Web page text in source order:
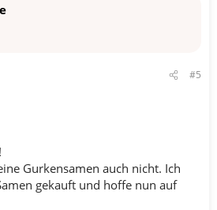
#5
Gurkensamen auch nicht. Ich
gekauft und hoffe nun auf